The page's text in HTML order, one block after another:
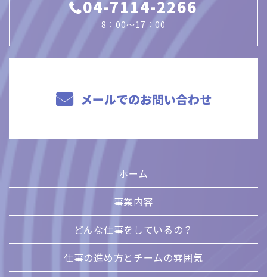
04-7114-2266
8：00～17：00
メールでのお問い合わせ
ホーム
事業内容
どんな仕事をしているの？
仕事の進め方とチームの雰囲気